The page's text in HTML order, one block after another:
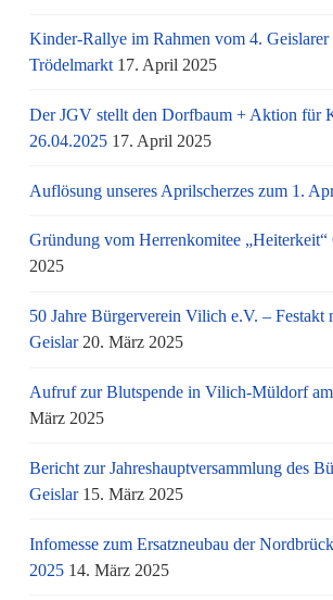
Kinder-Rallye im Rahmen vom 4. Geislarer
Trödelmarkt 17. April 2025
Der JGV stellt den Dorfbaum + Aktion für
26.04.2025 17. April 2025
Auflösung unseres Aprilscherzes zum 1.
Gründung vom Herrenkomitee „Heiterkeit“
2025
50 Jahre Bürgerverein Vilich e.V. – Festakt
Geislar 20. März 2025
Aufruf zur Blutspende in Vilich-Müldorf
März 2025
Bericht zur Jahreshauptversammlung des
Geislar 15. März 2025
Infomesse zum Ersatzneubau der
2025 14. März 2025